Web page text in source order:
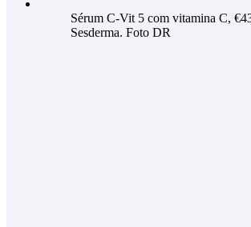
Sérum C-Vit 5 com vitamina C,
Sesderma. Foto DR